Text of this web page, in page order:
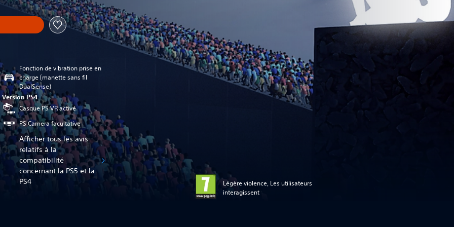
Fonction de vibration prise en
charge (manette sans fil
DualSense)
Version PS4
Casque PS VR activé
PS Camera facultative
Afficher tous les avis
relatifs à la
compatibilité
concernant la PS5 et la
PS4
Légère violence, Les utilisateurs
interagissent